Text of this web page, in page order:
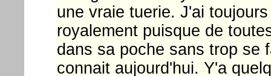
une vraie tuerie. J'ai
royalement puisque de
dans sa poche sans trop se
connait aujourd'hui. Y'a